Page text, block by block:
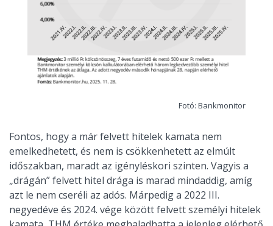
Fotó: Bankmonitor
Fontos, hogy a már felvett hitelek kamata nem
emelkedhetett, és nem is csökkenhetett az elmúlt
időszakban, maradt az igényléskori szinten. Vagyis a
„drágán” felvett hitel drága is marad mindaddig, amíg
azt le nem cseréli az adós. Márpedig a 2022 III.
negyedéve és 2024. vége között felvett személyi hitelek